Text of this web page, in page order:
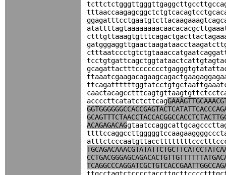
accccttcatatctcttcag
ACAGAGACAG